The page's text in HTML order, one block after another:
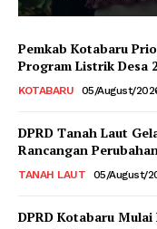
Pemkab Kotabaru
Program Listrik Desa
KOTABARU 05/August/
DPRD Tanah Laut
Rancangan
TANAH LAUT 05/August/
DPRD Kotabaru Mulai